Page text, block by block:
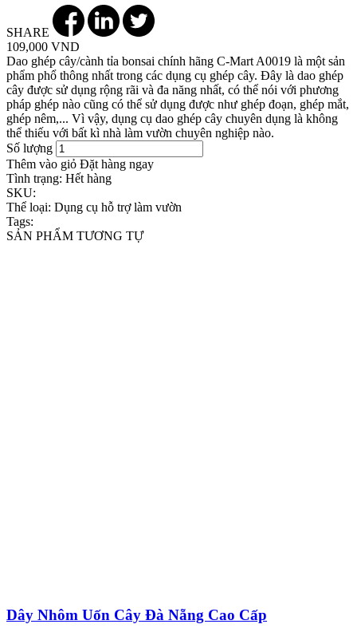
SHARE
109,000 VND
Dao ghép cây/cành tỉa bonsai chính hãng C-Mart A0019 là một sản
phẩm phổ thông nhất trong các dụng cụ ghép cây. Đây là dao ghép
cây được sử dụng rộng rãi và đa năng nhất, có thể nói với phương
pháp ghép nào cũng có thể sử dụng được như ghép đoạn, ghép mắt,
ghép nêm,... Vì vậy, dụng cụ dao ghép cây chuyên dụng là không
thể thiếu với bất kì nhà làm vườn chuyên nghiệp nào.
Số lượng
Thêm vào giỏ Đặt hàng ngay
Tình trạng: Hết hàng
SKU:
Thể loại: Dụng cụ hỗ trợ làm vườn
Tags:
SẢN PHẨM TƯƠNG TỰ
Dây Nhôm Uốn Cây Đà Nẵng Cao Cấp